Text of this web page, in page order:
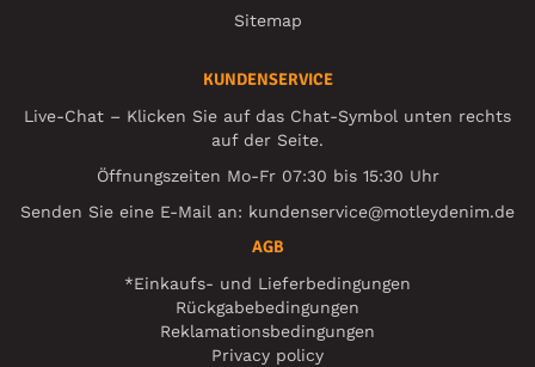
Sitemap
KUNDENSERVICE
Live-Chat – Klicken Sie auf das Chat-Symbol unten rechts
auf der Seite.
Öffnungszeiten Mo-Fr 07:30 bis 15:30 Uhr
Senden Sie eine E-Mail an: kundenservice@motleydenim.de
AGB
*Einkaufs- und Lieferbedingungen
Rückgabebedingungen
Reklamationsbedingungen
Privacy policy